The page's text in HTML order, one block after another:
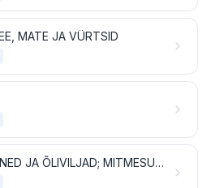
MATE JA VÜRTSID
ÕLISEEMNED JA ÕLIVILJAD; MITMESUGUSED TERAD, SEEMNED JA VILJAD; TÖÖSTUSES KASUTATAVAD TAIMED JA RAVIMTAIMED; ÕLED JA SÖÖT